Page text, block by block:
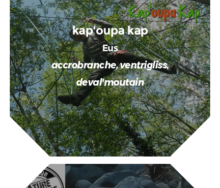
kap'oupa kap
Eus
accrobranche, ventrigliss,
deval'moutain